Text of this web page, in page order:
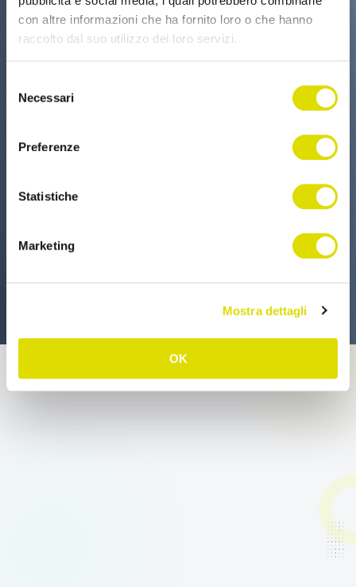
con altre informazioni che ha fornito loro o che hanno
raccolto dal suo utilizzo dei loro servizi.
all'informativa:
https://www.ordersender.com/cookie-
delNecessari
Preferenze
Statistiche
Marketing
Mostra dettagli
OK